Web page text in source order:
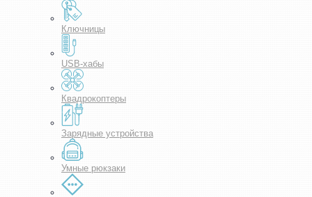
Ключницы
USB-хабы
Квадрокоптеры
Зарядные устройства
Умные рюкзаки